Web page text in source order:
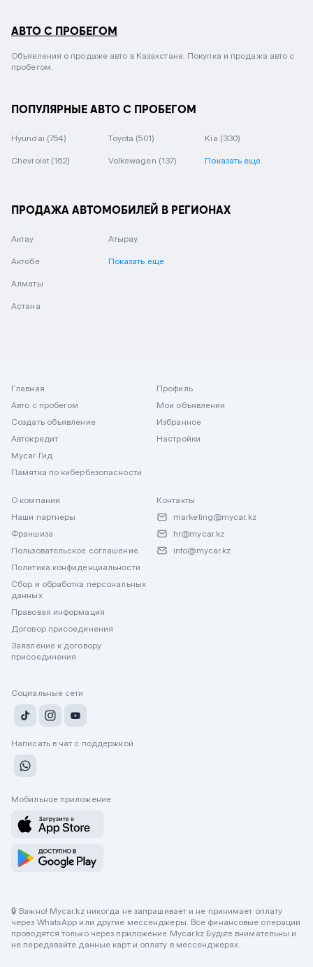
АВТО С ПРОБЕГОМ
Объявления о продаже авто в Казахстане. Покупка и продажа авто с
пробегом.
ПОПУЛЯРНЫЕ АВТО С ПРОБЕГОМ
Hyundai (754) Toyota (501) Kia (330)
Chevrolet (162) Volkswagen (137) Показать еще
ПРОДАЖА АВТОМОБИЛЕЙ В РЕГИОНАХ
Актау
Актобе
Алматы
Астана
Атырау
Показать еще
Главная
Авто с пробегом
Создать объявление
Автокредит
Mycar Гид
Памятка по кибербезопасности
Профиль
Мои объявления
Избранное
Настройки
О компании
Наши партнеры
Франшиза
Пользовательское соглашение
Политика конфиденциальности
Сбор и обработка персональных
данных
Правовая информация
Договор присоединения
Заявление к договору
присоединения
Контакты
marketing@mycar.kz
hr@mycar.kz
info@mycar.kz
Социальные сети
Написать в чат с поддержкой
Мобильное приложение
🔒 Важно! Mycar.kz никогда не запрашивает и не принимает оплату
через WhatsApp или другие мессенджеры. Все финансовые операции
проводятся только через приложение Mycar.kz Будьте внимательны и
не передавайте данные карт и оплату в мессенджерах.